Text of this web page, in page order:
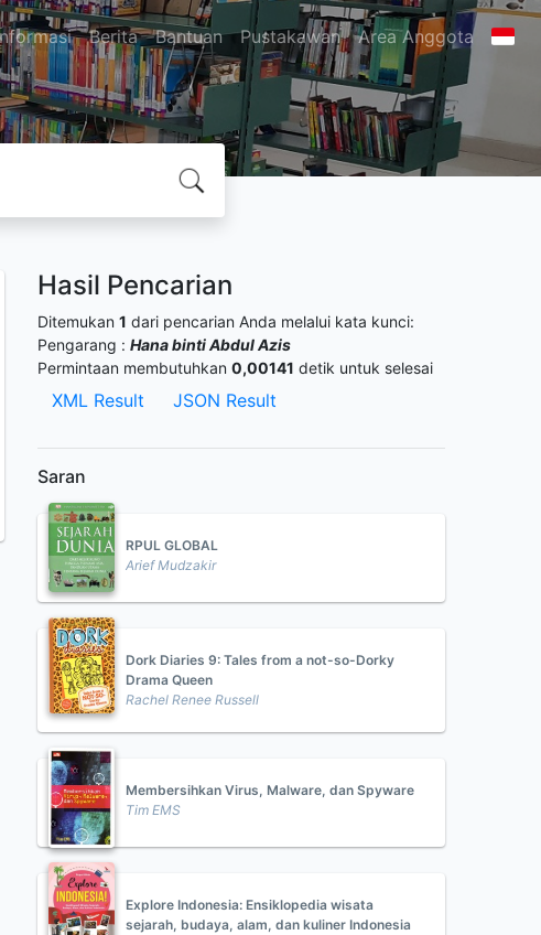
Berita Bantuan Pustakawan Area Anggota
Hasil Pencarian
Ditemukan 1 dari pencarian Anda melalui kata kunci:
Pengarang : Hana binti Abdul Azis
Permintaan membutuhkan 0,00141 detik untuk selesai
XML Result JSON Result
Saran
RPUL GLOBAL
Arief Mudzakir
Dork Diaries 9: Tales from a not-so-Dorky
Drama Queen
Rachel Renee Russell
Membersihkan Virus, Malware, dan Spyware
Tim EMS
Explore Indonesia: Ensiklopedia wisata
sejarah, budaya, alam, dan kuliner Indonesia